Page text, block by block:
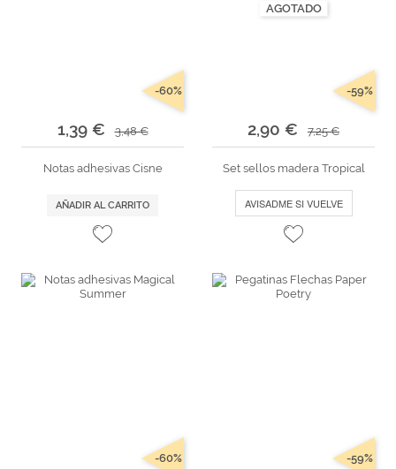
1,39 € 3,48 €
-60%
Notas adhesivas Cisne
AÑADIR AL CARRITO
AGOTADO
2,90 € 7,25 €
-59%
Set sellos madera Tropical
AVISADME SI VUELVE
-60% -59%